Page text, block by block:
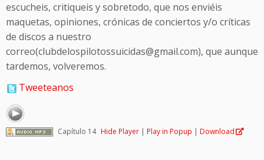
escucheis, critiqueis y sobretodo, que nos enviéis
maquetas, opiniones, crónicas de conciertos y/o críticas
de discos a nuestro
correo(clubdelospilotossuicidas@gmail.com), que aunque
tardemos, volveremos.
Tweeteanos
Capítulo 14 Hide Player| Play in Popup | Download